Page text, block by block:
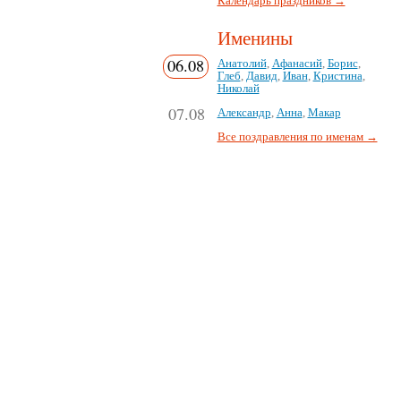
Именины
06.08 Анатолий, Афанасий, Борис,
Глеб, Давид, Иван, Кристина,
Николай
07.08 Александр, Анна, Макар
Все поздравления по именам →